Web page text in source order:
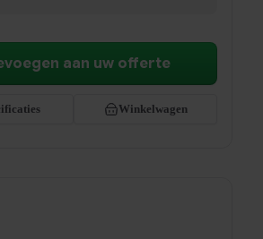
Winkelwagen
aan uw offerte